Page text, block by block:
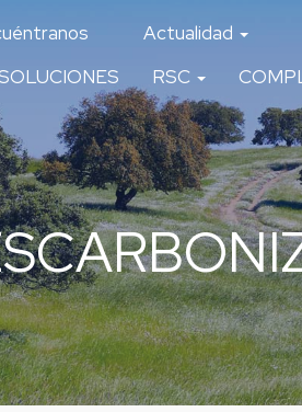
Actualidad
RSC